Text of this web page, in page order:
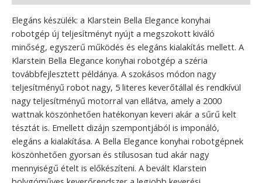
Elegáns készülék: a Klarstein Bella Elegance konyhai
robotgép új teljesítményt nyújt a megszokott kiváló
minőség, egyszerű működés és elegáns kialakítás mellett. A
Klarstein Bella Elegance konyhai robotgép a széria
továbbfejlesztett példánya. A szokásos módon nagy
teljesítményű robot nagy, 5 literes keverőtállal és rendkívül
nagy teljesítményű motorral van ellátva, amely a 2000
wattnak köszönhetően hatékonyan keveri akár a sűrű kelt
tésztát is. Emellett dizájn szempontjából is imponáló,
elegáns a kialakítása. A Bella Elegance konyhai robotgépnek
köszönhetően gyorsan és stílusosan tud akár nagy
mennyiségű ételt is előkészíteni. A bevált Klarstein